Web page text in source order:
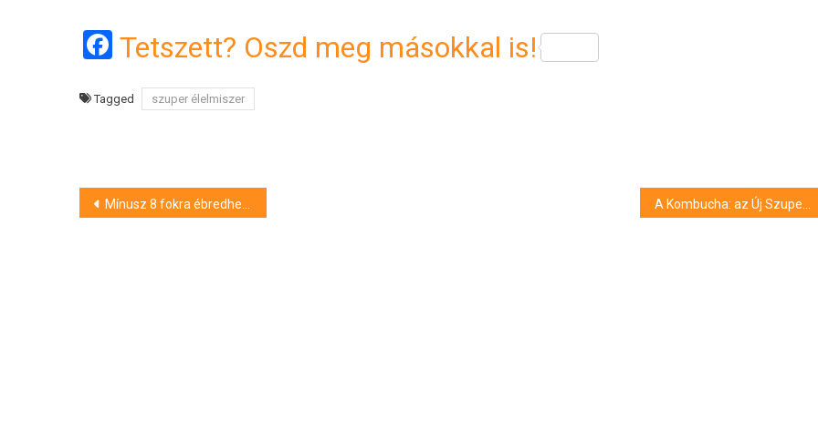
Facebook
Tetszett? Oszd meg másokkal is!
Tagged szuper élelmiszer
Bejegyzés
Mínusz 8 fokra ébredhetünk a jövő héten A Kombucha: az Új Szuperélelmiszer, Amit Otthon is Elkészíthetünk